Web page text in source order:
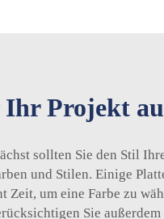
Projekt
sollten Sie den Stil
und Stilen. Einige
Zeit, um eine Farbe zu
Sie außerdem